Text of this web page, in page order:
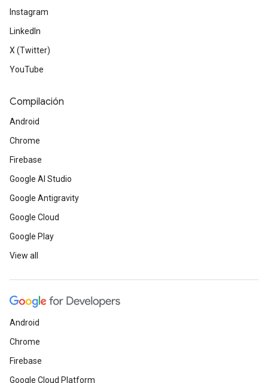
Instagram
LinkedIn
X (Twitter)
YouTube
Compilación
Android
Chrome
Firebase
Google AI Studio
Google Antigravity
Google Cloud
Google Play
View all
Android
Chrome
Firebase
Google Cloud Platform